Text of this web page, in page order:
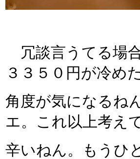
冗談言うてる場
３３５０円が冷め
角度が気になるね
エ。これ以上考え
辛いねん。もうひ